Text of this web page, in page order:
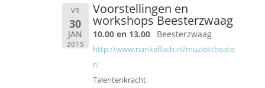
VR
30
JAN
2015
Voorstellingen en
workshops Beesterzwaag
10.00 en 13.00 Beesterzwaag
http://www.nankeflach.nl/muziektheate
r/
Talentenkracht